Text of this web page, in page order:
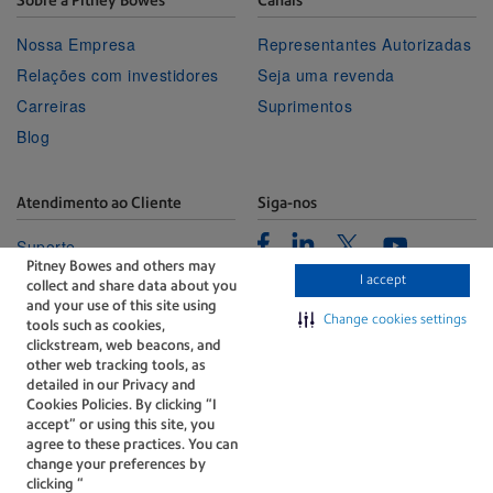
Pitney Bowes and others may
collect and share data about you
and your use of this site using
tools such as cookies,
clickstream, web beacons, and
other web tracking tools, as
detailed in our Privacy and
Cookies Policies. By clicking “I
accept” or using this site, you
agree to these practices. You can
change your preferences by
clicking “
I accept
Change cookies settings
Nossa Empresa
Relações com investidores
Carreiras
Blog
Representantes Autorizadas
Seja uma revenda
Suprimentos
Atendimento ao Cliente
Suporte
Portal de Gerenciamento
Fale conosco
Siga-nos
FacebookLinkedinTwitterYoutube
A tecnologia por trás de
cada entrega importante.